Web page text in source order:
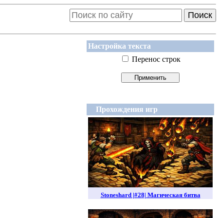
Поиск
Настройка текста
Перенос строк
Прохождения игр
Stoneshard |#28| Магическая битва